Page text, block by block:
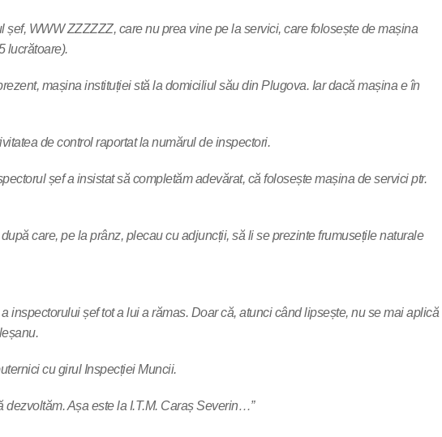
WWW ZZZZZZ, care nu prea vine pe la servici, care folosește de mașina
lucrătoare).
mașina instituției stă la domiciliul său din Plugova. Iar dacă mașina e în
de control raportat la numărul de inspectori.
șef a insistat să completăm adevărat, că folosește mașina de servici ptr.
care, pe la prânz, plecau cu adjuncții, să li se prezinte frumusețile naturale
inspectorului șef tot a lui a rămas. Doar că, atunci când lipsește, nu se mai aplică
cu girul Inspecției Muncii.
dezvoltăm. Așa este la I.T.M. Caraș Severin…”